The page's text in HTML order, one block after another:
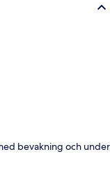
bevakning och under